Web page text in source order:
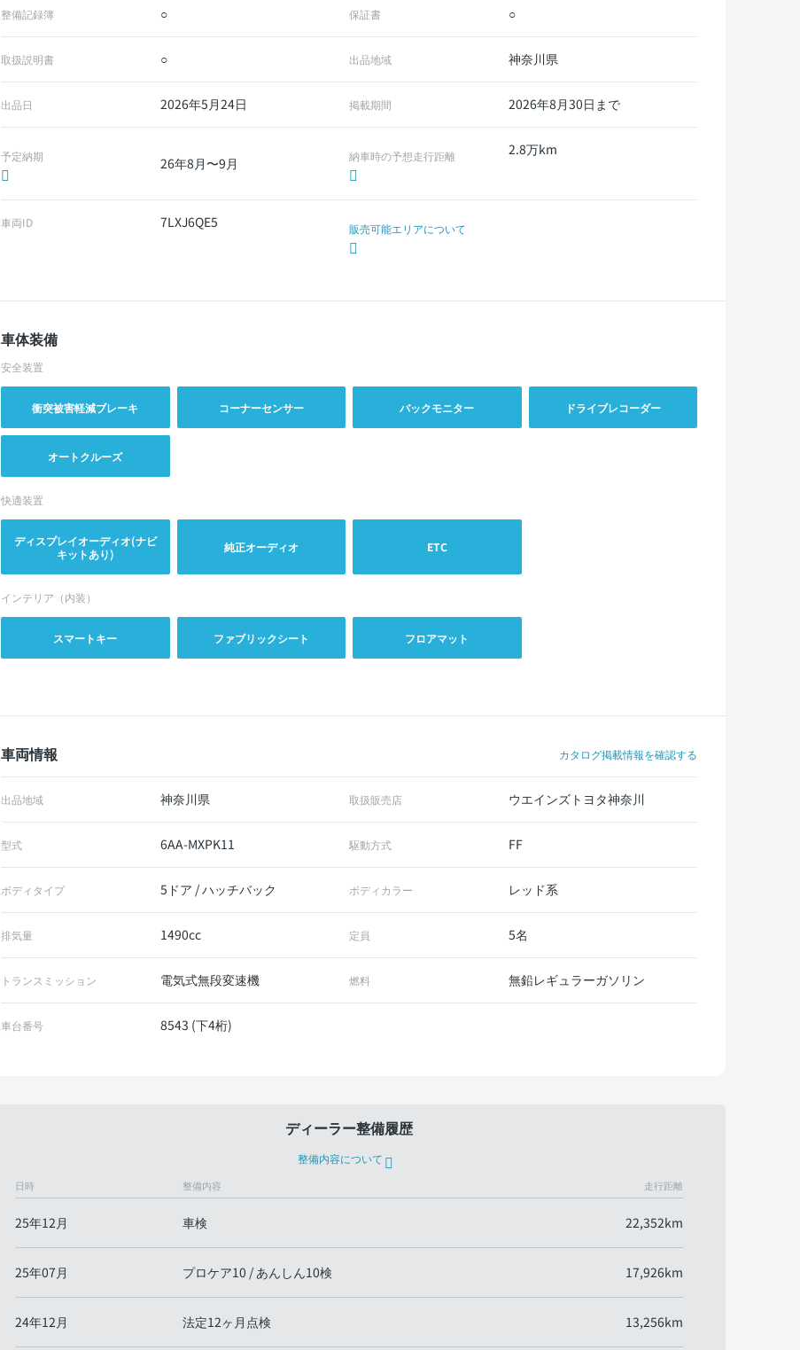
整備記録簿 ○ 保証書 ○
取扱説明書 ○ 出品地域 神奈川県
出品日 2026年5月24日 掲載期間 2026年8月30日まで
予定納期 26年8月〜9月 納車時の予想走行距離 2.8万km
車両ID 7LXJ6QE5 販売可能エリアについて
車体装備
安全装置
衝突被害軽減ブレーキ コーナーセンサー バックモニター ドライブレコーダー
オートクルーズ
快適装置
ディスプレイオーディオ(ナビ
キットあり)
純正オーディオ ETC
インテリア（内装）
スマートキー ファブリックシート フロアマット
車両情報 カタログ掲載情報を確認する
出品地域 神奈川県 取扱販売店 ウエインズトヨタ神奈川
型式 6AA-MXPK11 駆動方式 FF
ボディタイプ 5ドア / ハッチバック ボディカラー レッド系
排気量 1490cc 定員 5名
トランスミッション 電気式無段変速機 燃料 無鉛レギュラーガソリン
車台番号 8543 (下4桁)
ディーラー整備履歴
整備内容について
日時 整備内容 走行距離
25年12月 車検 22,352km
25年07月 プロケア10 / あんしん10検 17,926km
24年12月 法定12ヶ月点検 13,256km